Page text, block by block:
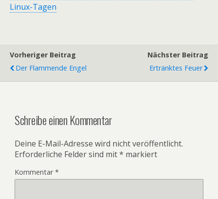
Linux-Tagen
Vorheriger Beitrag
Der Flammende Engel
Nächster Beitrag
Ertränktes Feuer
Schreibe einen Kommentar
Deine E-Mail-Adresse wird nicht veröffentlicht.
Erforderliche Felder sind mit* markiert
Kommentar*